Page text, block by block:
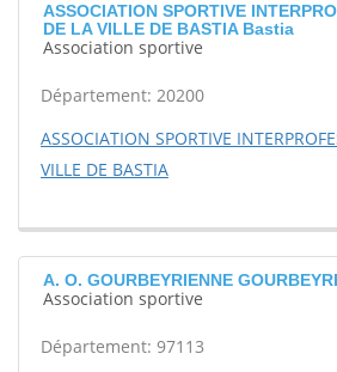
ASSOCIATION SPORTIVE
DE LA VILLE DE BASTIA Bastia
Association sportive
Département: 20200
ASSOCIATION SPORTIVE
VILLE DE BASTIA
A. O. GOURBEYRIENNE
Association sportive
Département: 97113